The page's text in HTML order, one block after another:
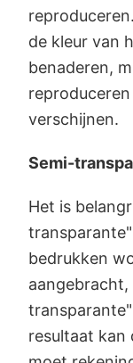
de kleur van
benaderen,
verschijnen.
Semi-
Het is
bedrukken
resultaat kan